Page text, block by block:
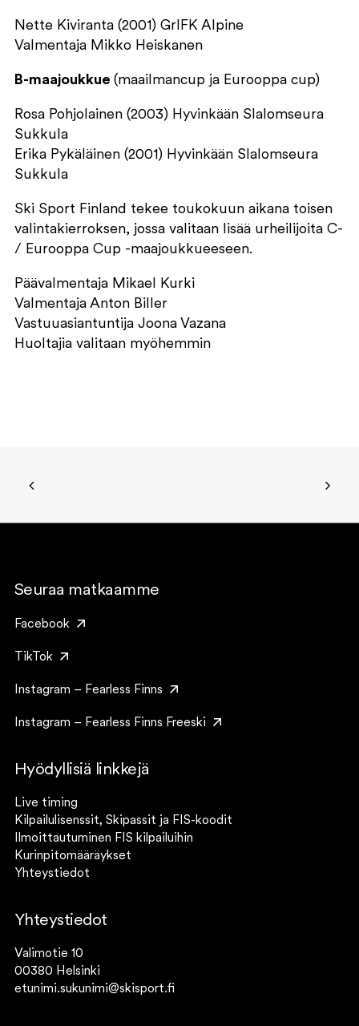
Nette Kiviranta (2001) GrIFK Alpine
Valmentaja Mikko Heiskanen
B-maajoukkue (maailmancup ja Eurooppa cup)
Rosa Pohjolainen (2003) Hyvinkään Slalomseura
Sukkula
Erika Pykäläinen (2001) Hyvinkään Slalomseura
Sukkula
Ski Sport Finland tekee toukokuun aikana toisen
valintakierroksen, jossa valitaan lisää urheilijoita C-
/ Eurooppa Cup -maajoukkueeseen.
Päävalmentaja Mikael Kurki
Valmentaja Anton Biller
Vastuuasiantuntija Joona Vazana
Huoltajia valitaan myöhemmin
Seuraa matkaamme
Facebook
TikTok
Instagram – Fearless Finns
Instagram – Fearless Finns Freeski
Hyödyllisiä linkkejä
Live timing
Kilpailulisenssit, Skipassit ja FIS-koodit
Ilmoittautuminen FIS kilpailuihin
Kurinpitomääräykset
Yhteystiedot
Yhteystiedot
Valimotie 10
00380 Helsinki
etunimi.sukunimi@skisport.fi